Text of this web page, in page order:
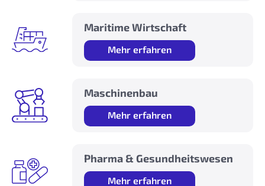
Maritime Wirtschaft
Mehr erfahren
Maschinenbau
Mehr erfahren
Pharma & Gesundheitswesen
Mehr erfahren